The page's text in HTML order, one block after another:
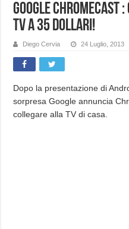
Google ChromeCast
TV a 35 dollari!
Diego Cervia 24 Luglio, 2013
Dopo la presentazione di
sorpresa Google annuncia
collegare alla TV di casa.